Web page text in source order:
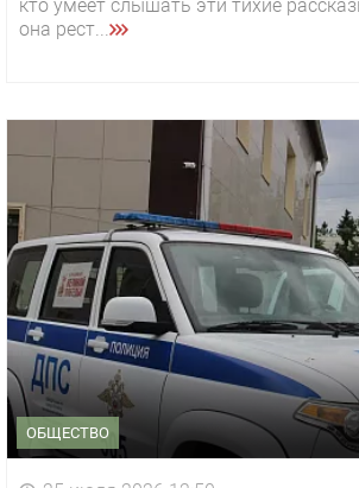
кто умеет слышать эти тихие
она рест...
ОБЩЕСТВО